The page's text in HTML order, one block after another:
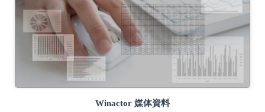
Winactor 媒体資料